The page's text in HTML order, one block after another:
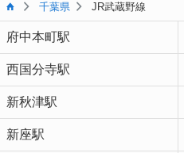
千葉県 JR武蔵野線
府中本町駅
西国分寺駅
新秋津駅
新座駅